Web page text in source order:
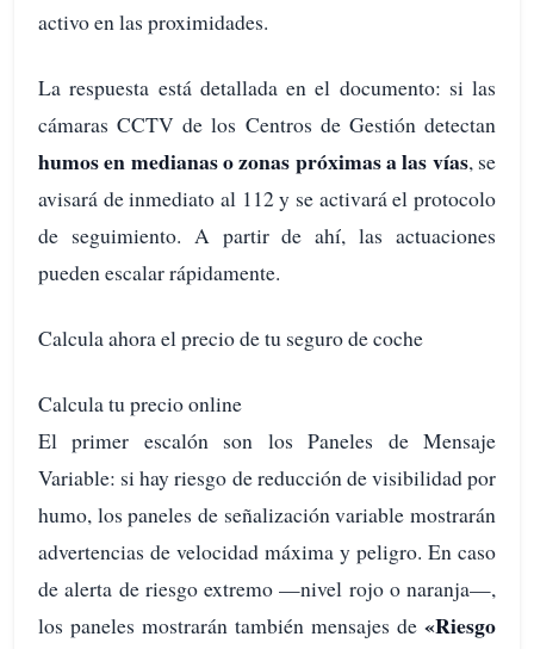
activo en las proximidades.
La respuesta está detallada en el documento: si las
cámaras CCTV de los Centros de Gestión detectan
humos en medianas o zonas próximas a las vías, se
avisará de inmediato al 112 y se activará el protocolo
de seguimiento. A partir de ahí, las actuaciones
pueden escalar rápidamente.
Calcula ahora el precio de tu seguro de coche
Calcula tu precio online
El primer escalón son los Paneles de Mensaje
Variable: si hay riesgo de reducción de visibilidad por
humo, los paneles de señalización variable mostrarán
advertencias de velocidad máxima y peligro. En caso
de alerta de riesgo extremo —nivel rojo o naranja—,
los paneles mostrarán también mensajes de «Riesgo